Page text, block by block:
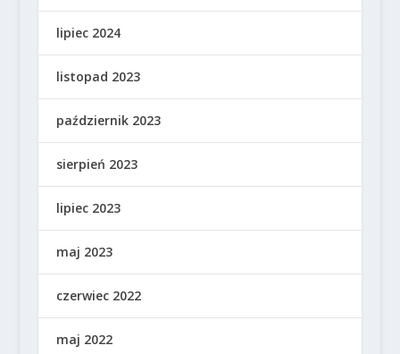
lipiec 2024
listopad 2023
październik 2023
sierpień 2023
lipiec 2023
maj 2023
czerwiec 2022
maj 2022